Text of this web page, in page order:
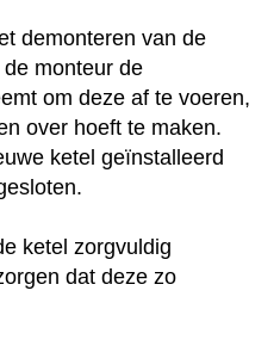
demonteren van de
monteur de
om deze af te voeren,
over hoeft te maken.
ketel geïnstalleerd
ketel zorgvuldig
dat deze zo